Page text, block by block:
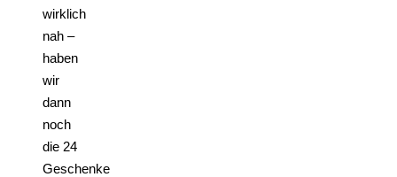
wirklich
nah –
haben
wir
dann
noch
die 24
Geschenke